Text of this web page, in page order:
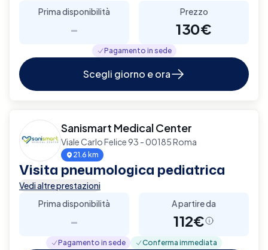
Prima disponibilità
-
Prezzo
130€
Pagamento in sede
Scegli giorno e ora
Sanismart Medical Center
Viale Carlo Felice 93 - 00185 Roma
21.6 km
Visita pneumologica pediatrica
Vedi altre prestazioni
Prima disponibilità
-
A partire da
112€
Pagamento in sede Conferma immediata